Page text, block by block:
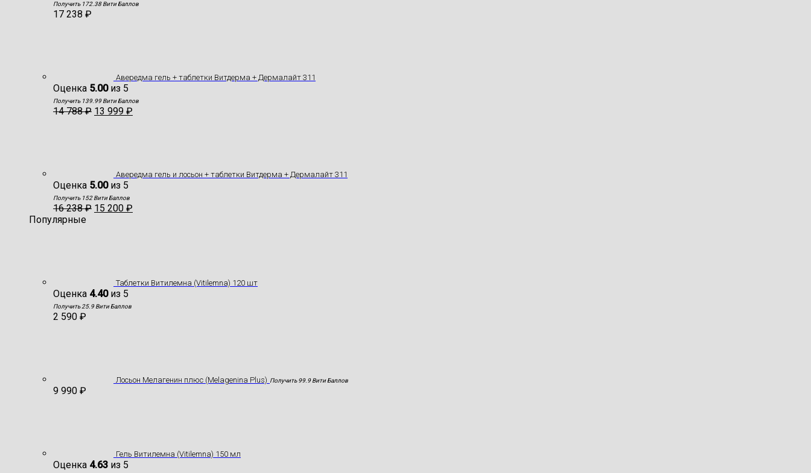
Получить 172.38 Вити Баллов
17 238 ₽
Авередма гель + таблетки Витдерма + Дермалайт 311
Оценка 5.00из 5
Получить 139.99 Вити Баллов
14 788₽ 13 999 ₽
Авередма гель и лосьон + таблетки Витдерма + Дермалайт 311
Оценка 5.00из 5
Получить 152 Вити Баллов
16 238₽ 15 200 ₽
Популярные
Таблетки Витилемна (Vitilemna) 120 шт
Оценка 4.40из 5
Получить 25.9 Вити Баллов
2 590 ₽
Лосьон Мелагенин плюс (Melagenina Plus) Получить 99.9 Вити Баллов
9 990 ₽
Гель Витилемна (Vitilemna) 150 мл
Оценка 4.63 из 5